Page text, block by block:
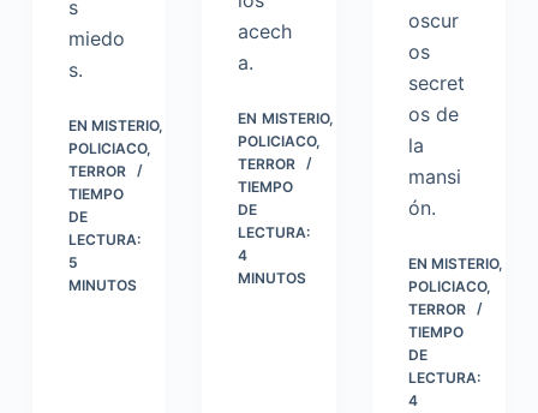
s
miedo
s.
EN MISTERIO,
POLICIACO,
TERROR
TIEMPO
DE
LECTURA:
5
MINUTOS
acech
a.
EN MISTERIO,
POLICIACO,
TERROR
TIEMPO
DE
LECTURA:
4
MINUTOS
oscur
os
secret
os de
la
mansi
ón.
EN MISTERIO,
POLICIACO,
TERROR
TIEMPO
DE
LECTURA:
4